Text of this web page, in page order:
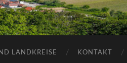
LANDKREISE KONTAKT